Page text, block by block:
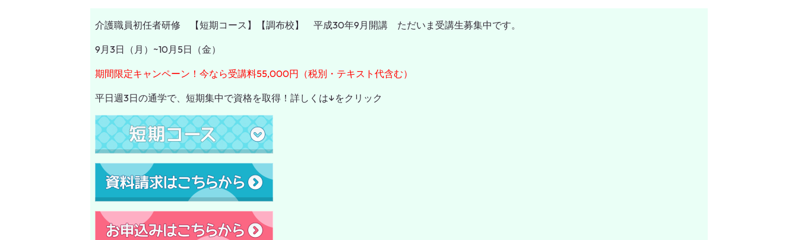
介護職員初任者研修 【短期コース】【調布校】 平成30年9月開講 ただいま受講生募集中です。
9月3日（月）~10月5日（金）
期間限定キャンペーン！今なら受講料55,000円（税別・テキスト代含む）
平日週3日の通学で、短期集中で資格を取得！詳しくは↓をクリック